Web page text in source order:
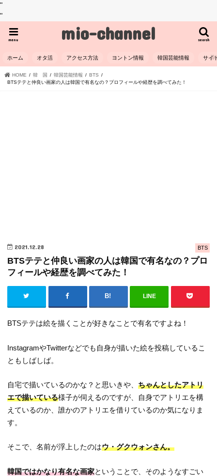
"
"
mio-channel search
menu
ホーム オタ活 アクセス方法 ヨントン情報 韓国芸能情報 サイ
HOME 韓 国 韓国芸能情報
BTS
BTSテテと仲良い画家の人は韓国で有名なの？プロフィールや経歴を調べてみた！
BTS
2021.12.28
BTSテテと仲良い画家の人は韓国で有名なの？プロ
フィールや経歴を調べてみた！
LINE
BTSテテは絵を描くことが好きなことで有名ですよね！
InstagramやTwitterなどでも自身が描いた絵を投稿しているこ
ともしばしば。
自宅で描いているのかな？と思いきや、ちゃんとしたアトリ
エで描いている様子が伺えるのですが、自身でアトリエを構
えているのか、誰かのアトリエを借りているのか気になりま
す。
そこで、名前が浮上したのはウ・グクウォンさん。
韓国ではかなり有名な画家ということで、そのようなすごい